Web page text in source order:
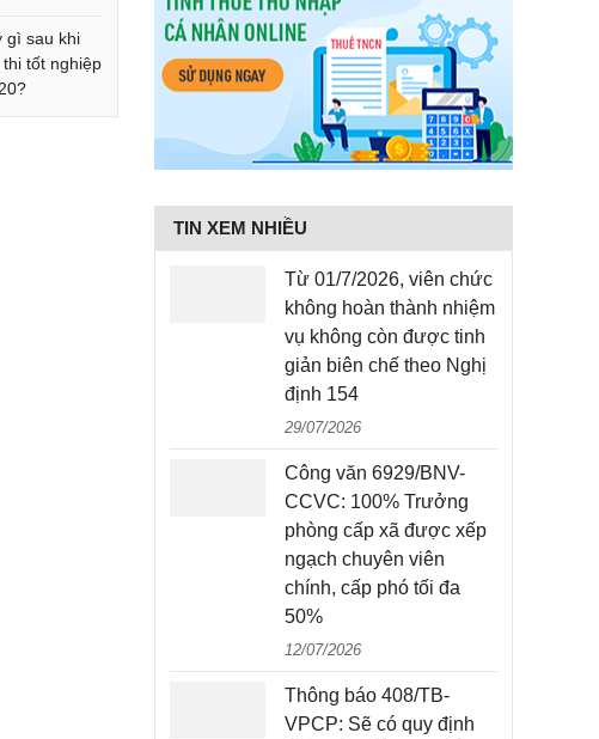
gì sau khi
tốt nghiệp
TIN XEM NHIỀU
Từ 01/7/2026, viên chức
không hoàn thành nhiệm
vụ không còn được tinh
giản biên chế theo Nghị
định 154
29/07/2026
Công văn 6929/BNV-
CCVC: 100% Trưởng
phòng cấp xã được xếp
ngạch chuyên viên
chính, cấp phó tối đa
50%
12/07/2026
Thông báo 408/TB-
VPCP: Sẽ có quy định